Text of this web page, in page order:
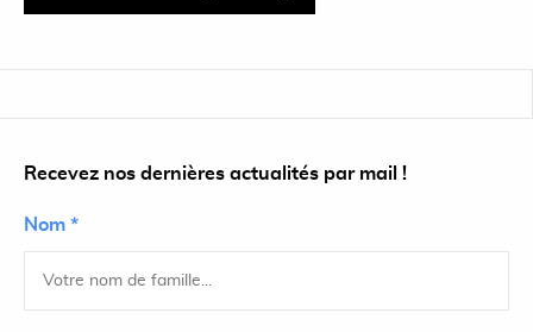
Recevez nos dernières actualités par mail !
Nom *